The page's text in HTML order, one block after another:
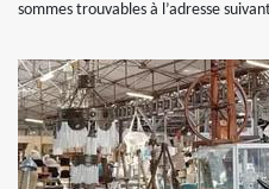
sommes trouvables à l’adresse